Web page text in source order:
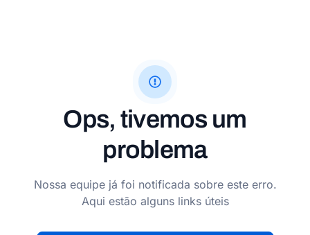
Ops, tivemos um
problema
Nossa equipe já foi notificada sobre este erro.
Aqui estão alguns links úteis